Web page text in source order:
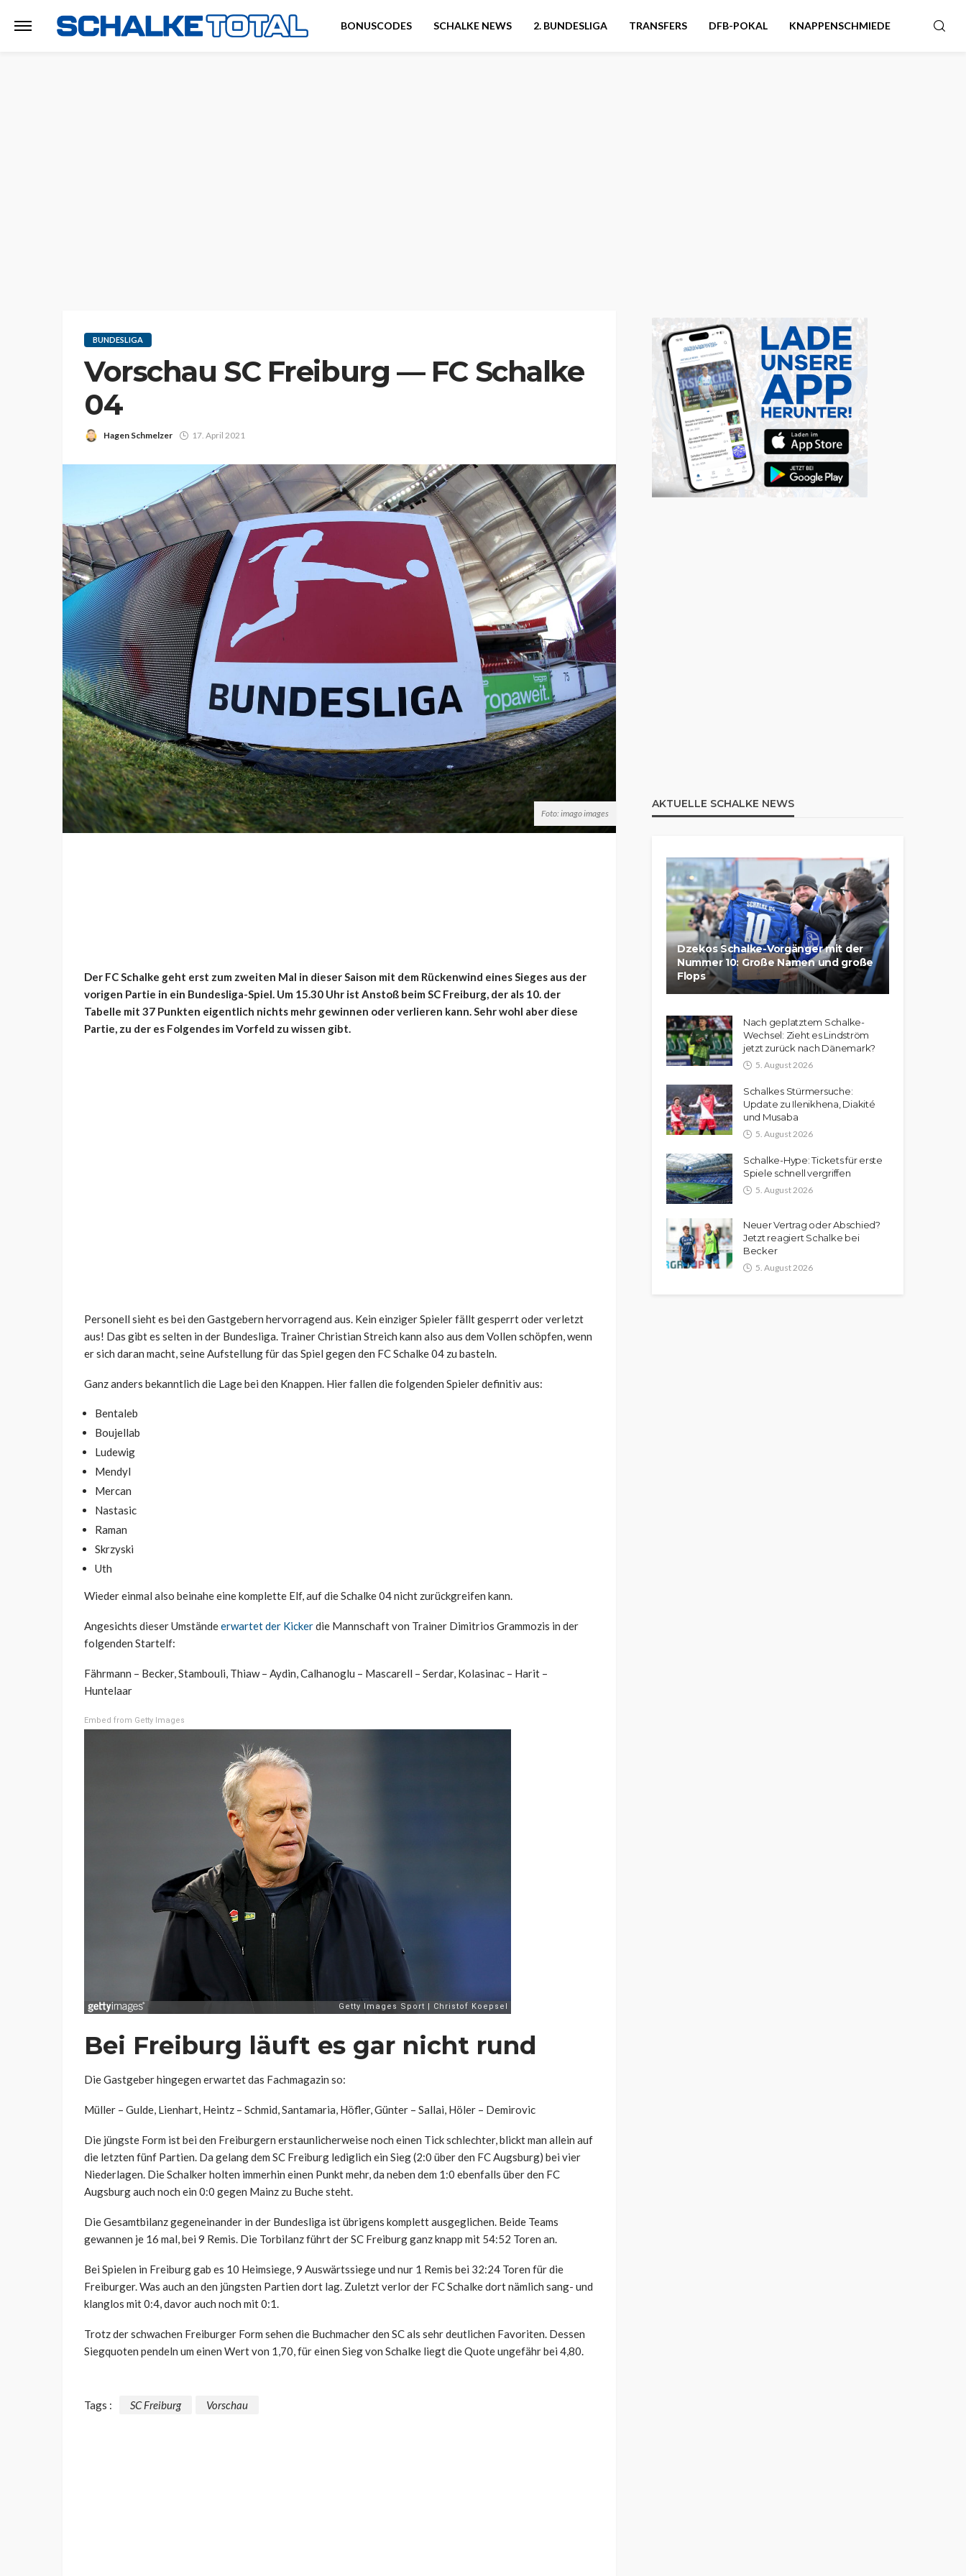
BONUSCODES SCHALKE NEWS 2. BUNDESLIGA TRANSFERS DFB-POKAL KNAPPENSCHMIEDE
BUNDESLIGA
Vorschau SC Freiburg — FC Schalke
04
Hagen Schmelzer 17. April 2021
Foto: imago images
Der FC Schalke geht erst zum zweiten Mal in dieser Saison mit dem Rückenwind eines Sieges aus der
vorigen Partie in ein Bundesliga-Spiel. Um 15.30 Uhr ist Anstoß beim SC Freiburg, der als 10. der
Tabelle mit 37 Punkten eigentlich nichts mehr gewinnen oder verlieren kann. Sehr wohl aber diese
Partie, zu der es Folgendes im Vorfeld zu wissen gibt.
Personell sieht es bei den Gastgebern hervorragend aus. Kein einziger Spieler fällt gesperrt oder verletzt
aus! Das gibt es selten in der Bundesliga. Trainer Christian Streich kann also aus dem Vollen schöpfen, wenn
er sich daran macht, seine Aufstellung für das Spiel gegen den FC Schalke 04 zu basteln.
Ganz anders bekanntlich die Lage bei den Knappen. Hier fallen die folgenden Spieler definitiv aus:
Bentaleb
Boujellab
Ludewig
Mendyl
Mercan
Nastasic
Raman
Skrzyski
Uth
Wieder einmal also beinahe eine komplette Elf, auf die Schalke 04 nicht zurückgreifen kann.
Angesichts dieser Umständeerwartet der Kickerdie Mannschaft von Trainer Dimitrios Grammozis in der
folgenden Startelf:
Fährmann – Becker, Stambouli, Thiaw – Aydin, Calhanoglu – Mascarell – Serdar, Kolasinac – Harit –
Huntelaar
Embed from Getty Images
Bei Freiburg läuft es gar nicht rund
Die Gastgeber hingegen erwartet das Fachmagazin so:
Müller – Gulde, Lienhart, Heintz – Schmid, Santamaria, Höfler, Günter – Sallai, Höler – Demirovic
Die jüngste Form ist bei den Freiburgern erstaunlicherweise noch einen Tick schlechter, blickt man allein auf
die letzten fünf Partien. Da gelang dem SC Freiburg lediglich ein Sieg (2:0 über den FC Augsburg) bei vier
Niederlagen. Die Schalker holten immerhin einen Punkt mehr, da neben dem 1:0 ebenfalls über den FC
Augsburg auch noch ein 0:0 gegen Mainz zu Buche steht.
Die Gesamtbilanz gegeneinander in der Bundesliga ist übrigens komplett ausgeglichen. Beide Teams
gewannen je 16 mal, bei 9 Remis. Die Torbilanz führt der SC Freiburg ganz knapp mit 54:52 Toren an.
Bei Spielen in Freiburg gab es 10 Heimsiege, 9 Auswärtssiege und nur 1 Remis bei 32:24 Toren für die
Freiburger. Was auch an den jüngsten Partien dort lag. Zuletzt verlor der FC Schalke dort nämlich sang- und
klanglos mit 0:4, davor auch noch mit 0:1.
Trotz der schwachen Freiburger Form sehen die Buchmacher den SC als sehr deutlichen Favoriten. Dessen
Siegquoten pendeln um einen Wert von 1,70, für einen Sieg von Schalke liegt die Quote ungefähr bei 4,80.
Tags : SC Freiburg Vorschau
AKTUELLE SCHALKE NEWS
Dzekos Schalke-Vorgänger mit der
Nummer 10: Große Namen und große
Flops
Nach geplatztem Schalke-
Wechsel: Zieht es Lindström
jetzt zurück nach Dänemark?
5. August 2026
Schalkes Stürmersuche:
Update zu Ilenikhena, Diakité
und Musaba
5. August 2026
Schalke-Hype: Tickets für erste
Spiele schnell vergriffen
5. August 2026
Neuer Vertrag oder Abschied?
Jetzt reagiert Schalke bei
Becker
5. August 2026